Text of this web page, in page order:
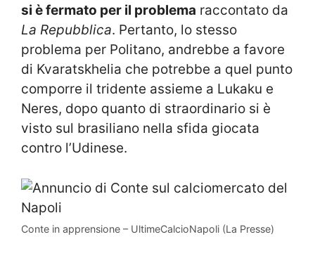
si è fermato per il problema raccontato da
La Repubblica. Pertanto, lo stesso
problema per Politano, andrebbe a favore
di Kvaratskhelia che potrebbe a quel punto
comporre il tridente assieme a Lukaku e
Neres, dopo quanto di straordinario si è
visto sul brasiliano nella sfida giocata
contro l’Udinese.
Conte in apprensione – UltimeCalcioNapoli (La Presse)